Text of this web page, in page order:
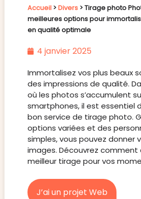
Accueil>Divers>Tirage photo
meilleures options pour
en qualité optimale
4 janvier 2025
Immortalisez vos plus beaux
des impressions de qualité.
où les photos s’accumulent
smartphones, il est essentiel
bon service de tirage photo.
options variées et des
simples, vous pouvez donner
images. Découvrez comment
meilleur tirage pour vos
J’ai un projet Web